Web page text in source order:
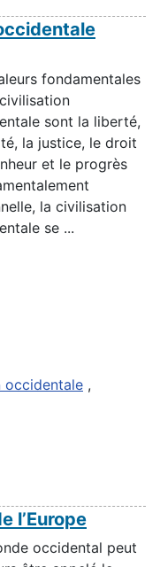
fondamentales
sont la liberté,
la justice, le droit
et le progrès
la civilisation
se ...
occidentale ,
l’Europe
occidental peut